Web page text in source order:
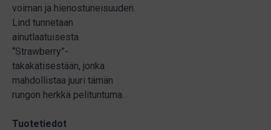
voiman ja hienostuneisuuden.
Lind tunnetaan
ainutlaatuisesta
“Strawberry”-
takakätisestään, jonka
mahdollistaa juuri tämän
rungon herkkä pelituntuma.
Tuotetiedot